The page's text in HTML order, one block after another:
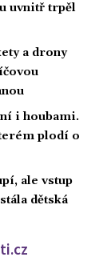
uvnitř trpěl
a drony
i houbami.
plodí o
ale vstup
dětská